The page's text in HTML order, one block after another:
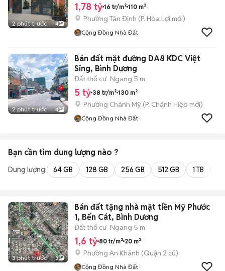
2 phút trước 4
1,78 tỷ 16 tr/m² 110 m²
Phường Tân Định (P. Hòa Lợi mới)
Cộng Đồng Nhà Đất
2 phút trước 4
Bán đất mặt đường DA8 KDC Việt
Sing, Bình Dương
Đất thổ cư Ngang 5 m
5 tỷ 38 tr/m² 130 m²
Phường Chánh Mỹ (P. Chánh Hiệp mới)
Cộng Đồng Nhà Đất
Bạn cần tìm dung lượng nào ?
Dung lượng: 64 GB 128 GB 256 GB 512 GB 1 TB
3 phút trước 3
Bán đất tặng nhà mặt tiền Mỹ Phước
1, Bến Cát, Bình Dương
Đất thổ cư Ngang 5 m
1,6 tỷ 80 tr/m² 20 m²
Phường An Khánh (Quận 2 cũ)
Cộng Đồng Nhà Đất